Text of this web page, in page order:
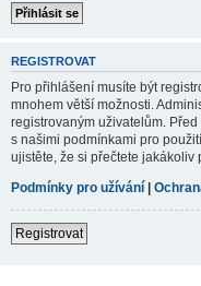
REGISTROVAT
Pro přihlášení musíte být
mnohem větší možnosti.
registrovaným uživatelům.
s našimi podmínkami pro
ujistěte, že si přečtete jakákoliv
Podmínky pro užívání |
Registrovat